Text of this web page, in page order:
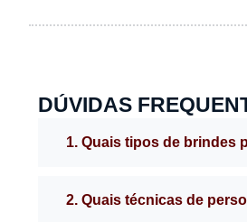
DÚVIDAS
1. Quais tipos de brindes
2. Quais técnicas de